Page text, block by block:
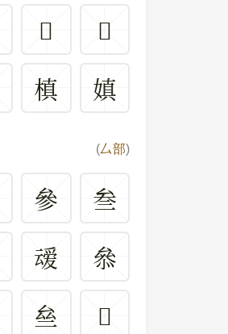
𠬓
𣬻
槙 嫃
(厶部)
參
叁
叆
叅
亝 𠬓